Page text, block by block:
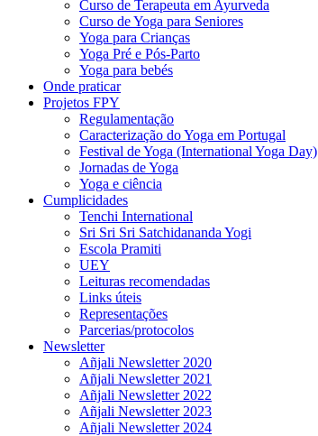
Curso de Terapeuta em Ayurveda
Curso de Yoga para Seniores
Yoga para Crianças
Yoga Pré e Pós-Parto
Yoga para bebés
Onde praticar
Projetos FPY
Regulamentação
Caracterização do Yoga em Portugal
Festival de Yoga (International Yoga Day)
Jornadas de Yoga
Yoga e ciência
Cumplicidades
Tenchi International
Sri Sri Sri Satchidananda Yogi
Escola Pramiti
UEY
Leituras recomendadas
Links úteis
Representações
Parcerias/protocolos
Newsletter
Añjali Newsletter 2020
Añjali Newsletter 2021
Añjali Newsletter 2022
Añjali Newsletter 2023
Añjali Newsletter 2024